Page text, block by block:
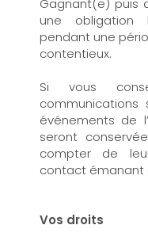
une obligation
pendant une
contentieux.
Si vous
événements de
seront
compter de
contact émanant
Vos droits